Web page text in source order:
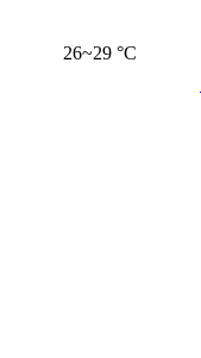
26~29 °C